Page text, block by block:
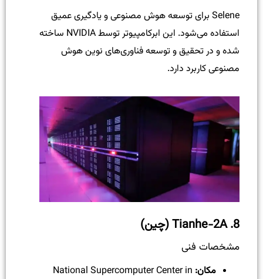
Selene برای توسعه هوش مصنوعی و یادگیری عمیق
استفاده می‌شود. این ابرکامپیوتر توسط NVIDIA ساخته
شده و در تحقیق و توسعه فناوری‌های نوین هوش
مصنوعی کاربرد دارد.
8. Tianhe-2A (چین)
مشخصات فنی
مکان: National Supercomputer Center in